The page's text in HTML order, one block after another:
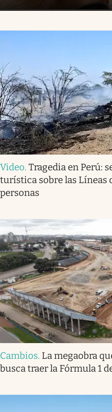
Video. Tragedia en Perú:
turística sobre las Líneas
personas
Cambios. La megaobra
busca traer la Fórmula 1